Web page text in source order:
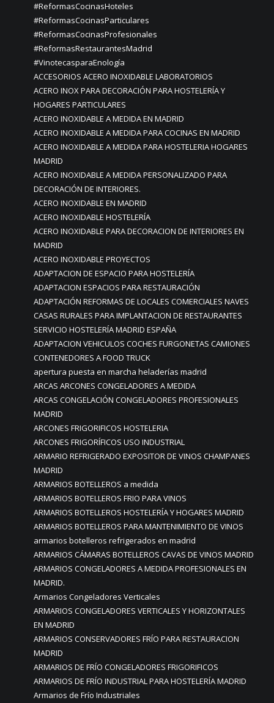
#ReformasCocinasHoteles
#ReformasCocinasParticulares
#ReformasCocinasProfesionales
#ReformasRestaurantesMadrid
#VinotecasparaEnología
ACCESORIOS ACERO INOXIDABLE LABORATORIOS
ACERO INOX PARA DECORACIÓN PARA HOSTELERÍA Y
HOGARES PARTICULARES
ACERO INOXIDABLE A MEDIDA EN MADRID
ACERO INOXIDABLE A MEDIDA PARA COCINAS EN MADRID
ACERO INOXIDABLE A MEDIDA PARA HOSTELERIA HOGARES
MADRID
ACERO INOXIDABLE A MEDIDA PERSONALIZADO PARA
DECORACIÓN DE INTERIORES.
ACERO INOXIDABLE EN MADRID
ACERO INOXIDABLE HOSTELERÍA
ACERO INOXIDABLE PARA DECORACION DE INTERIORES EN
MADRID
ACERO INOXIDABLE PROYECTOS
ADAPTACION DE ESPACIO PARA HOSTELERÍA
ADAPTACION ESPACIOS PARA RESTAURACIÓN
ADAPTACIÓN REFORMAS DE LOCALES COMERCIALES NAVES
CASAS RURALES PARA IMPLANTACION DE RESTAURANTES
SERVICIO HOSTELERÍA MADRID ESPAÑA
ADAPTACION VEHICULOS COCHES FURGONETAS CAMIONES
CONTENEDORES A FOOD TRUCK
apertura puesta en marcha heladerías madrid
ARCAS ARCONES CONGELADORES A MEDIDA
ARCAS CONGELACIÓN CONGELADORES PROFESIONALES
MADRID
ARCONES FRIGORIFICOS HOSTELERIA
ARCONES FRIGORÍFICOS USO INDUSTRIAL
ARMARIO REFRIGERADO EXPOSITOR DE VINOS CHAMPANES
MADRID
ARMARIOS BOTELLEROS a medida
ARMARIOS BOTELLEROS FRIO PARA VINOS
ARMARIOS BOTELLEROS HOSTELERÍA Y HOGARES MADRID
ARMARIOS BOTELLEROS PARA MANTENIMIENTO DE VINOS
armarios botelleros refrigerados en madrid
ARMARIOS CÁMARAS BOTELLEROS CAVAS DE VINOS MADRID
ARMARIOS CONGELADORES A MEDIDA PROFESIONALES EN
MADRID.
Armarios Congeladores Verticales
ARMARIOS CONGELADORES VERTICALES Y HORIZONTALES
EN MADRID
ARMARIOS CONSERVADORES FRÍO PARA RESTAURACION
MADRID
ARMARIOS DE FRÍO CONGELADORES FRIGORIFICOS
ARMARIOS DE FRÍO INDUSTRIAL PARA HOSTELERÍA MADRID
Armarios de Frío Industriales